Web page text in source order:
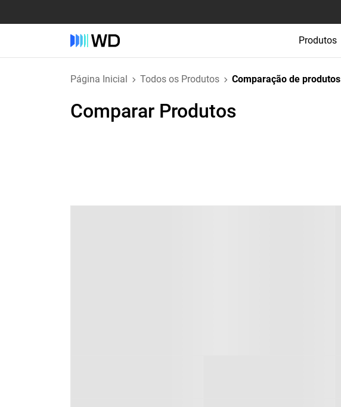
Produtos
Página Inicial Todos os Produtos Comparação de produtos
Comparar Produtos